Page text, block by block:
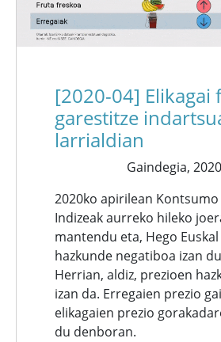
[2020-04] Elikagai
garestitze
larrialdian
Gaindegia,
2020ko apirilean Kontsumo
Indizeak aurreko hileko
mantendu eta, Hego
hazkunde negatiboa izan
Herrian, aldiz, prezioen
izan da. Erregaien prezio
elikagaien prezio
du denboran.